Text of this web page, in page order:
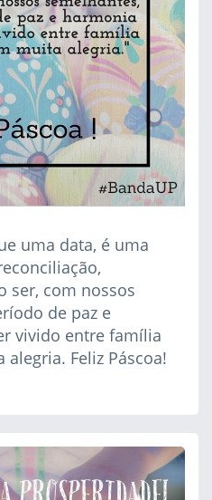
uma data, é uma
ser, com nossos
de paz e
vivido entre família
Feliz Páscoa!